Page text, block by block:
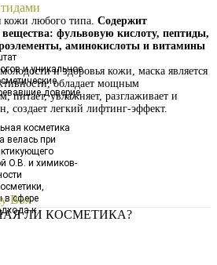
и уникальное
доверие
косметика
велась при
О.В. и химиков-
в сфере
к
кожи любого типа. Содержит
фульвовую кислоту, пептиды,
аминокислоты и витамины
и здоровья кожи, маска является
обладает мощным
питает, увлажняет, разглаживает и
создает легкий лифтинг-эффект.
Box
ЛИ КОСМЕТИКА?